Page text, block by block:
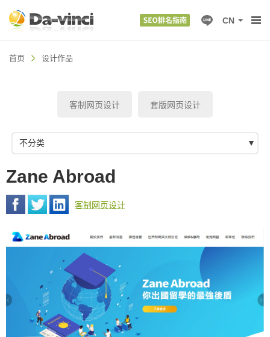
CN
首页 设计作品
客制网页设计 套版网页设计
不分类
Zane Abroad
客制网页设计